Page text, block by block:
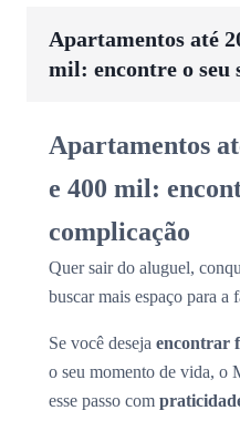
Apartamentos até
mil: encontre o seu
Apartamentos
e 400 mil:
complicação
Quer sair do aluguel,
buscar mais espaço para a
Se você deseja encontrar
o seu momento de vida, o
esse passo com